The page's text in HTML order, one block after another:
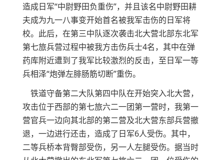
造成日军“中尉野田负重伤”，并且该名中尉野田耕
夫成为九一八事变开始首名被我军击伤的日军将
校。此后，在第三中队逐次袭击北大营北部东北军
第七旅兵营过程中被我方击伤兵士4名，其中在弹
药库附近遭到了我军比较激烈的反击，至日军一等
兵相泽“炮弹左腓肠筋切断”重伤。
铁道守备第二大队第四中队在开始突入北大营，
攻击位于西部的第七旅六二一团第一营时，我第一
营官兵一边向其北部的第二营及北大营东部兵营撤
退，一边进行还击，造成了日军6人受伤。其中，
二等兵桥本背臀部受伤，另一人左腿受伤。据当时